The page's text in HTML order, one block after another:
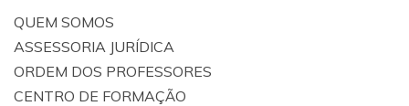
QUEM SOMOS
ASSESSORIA JURÍDICA
ORDEM DOS PROFESSORES
CENTRO DE FORMAÇÃO